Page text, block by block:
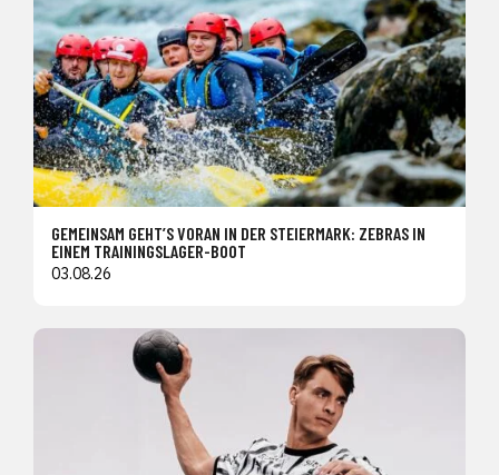
GEMEINSAM GEHT’S VORAN IN DER STEIERMARK: ZEBRAS IN
EINEM TRAININGSLAGER-BOOT
03.08.26